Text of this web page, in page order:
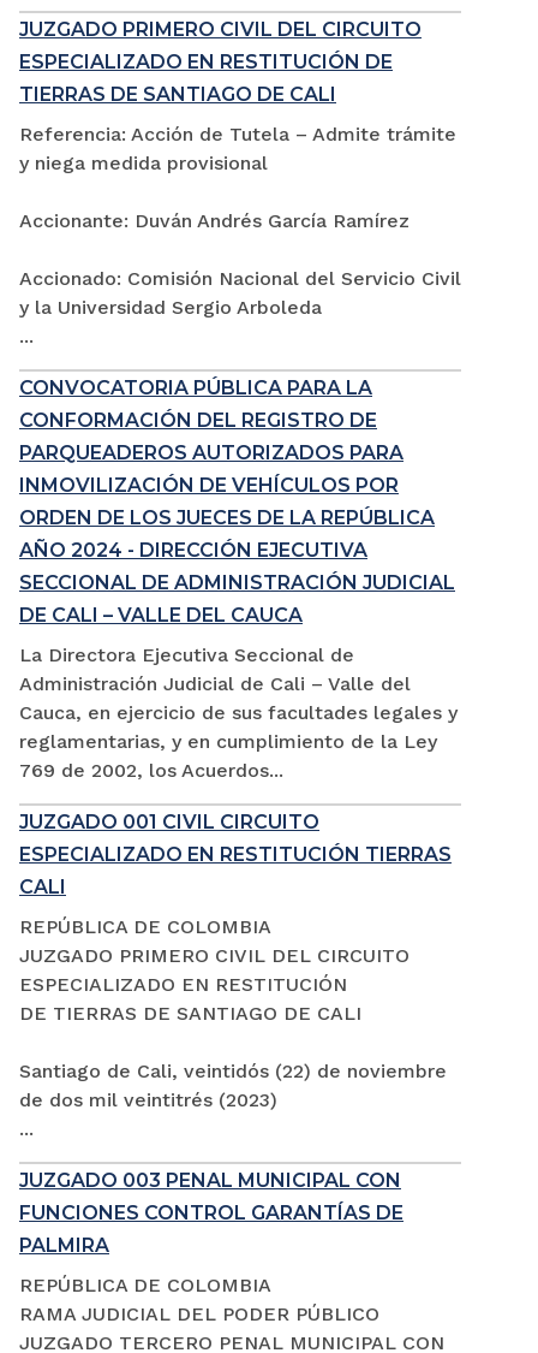
JUZGADO PRIMERO CIVIL DEL CIRCUITO
ESPECIALIZADO EN RESTITUCIÓN DE
TIERRAS DE SANTIAGO DE CALI
Referencia: Acción de Tutela – Admite trámite
y niega medida provisional
Accionante: Duván Andrés García Ramírez
Accionado: Comisión Nacional del Servicio Civil
y la Universidad Sergio Arboleda
...
CONVOCATORIA PÚBLICA PARA LA
CONFORMACIÓN DEL REGISTRO DE
PARQUEADEROS AUTORIZADOS PARA
INMOVILIZACIÓN DE VEHÍCULOS POR
ORDEN DE LOS JUECES DE LA REPÚBLICA
AÑO 2024 - DIRECCIÓN EJECUTIVA
SECCIONAL DE ADMINISTRACIÓN JUDICIAL
DE CALI – VALLE DEL CAUCA
La Directora Ejecutiva Seccional de
Administración Judicial de Cali – Valle del
Cauca, en ejercicio de sus facultades legales y
reglamentarias, y en cumplimiento de la Ley
769 de 2002, los Acuerdos...
JUZGADO 001 CIVIL CIRCUITO
ESPECIALIZADO EN RESTITUCIÓN TIERRAS
CALI
REPÚBLICA DE COLOMBIA
JUZGADO PRIMERO CIVIL DEL CIRCUITO
ESPECIALIZADO EN RESTITUCIÓN
DE TIERRAS DE SANTIAGO DE CALI
Santiago de Cali, veintidós (22) de noviembre
de dos mil veintitrés (2023)
...
JUZGADO 003 PENAL MUNICIPAL CON
FUNCIONES CONTROL GARANTÍAS DE
PALMIRA
REPÚBLICA DE COLOMBIA
RAMA JUDICIAL DEL PODER PÚBLICO
JUZGADO TERCERO PENAL MUNICIPAL CON